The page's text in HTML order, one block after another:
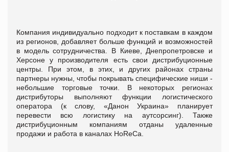
Компания индивидуально подходит к поставкам в каждом
из регионов, добавляет больше функций и возможностей
в модель сотрудничества. В Киеве, Днепропетровске и
Херсоне у производителя есть свои дистрибуционные
центры. При этом, в этих, и других районах страны
партнеры нужны, чтобы покрывать специфические ниши -
небольшие торговые точки. В некоторых регионах
дистрибуторы выполняют функции логистического
оператора (к слову, «Данон Украина» планирует
перевести всю логистику на аутсорсинг). Также
дистрибуционным компаниям отданы удаленные
продажи и работа в каналах HoReCa.